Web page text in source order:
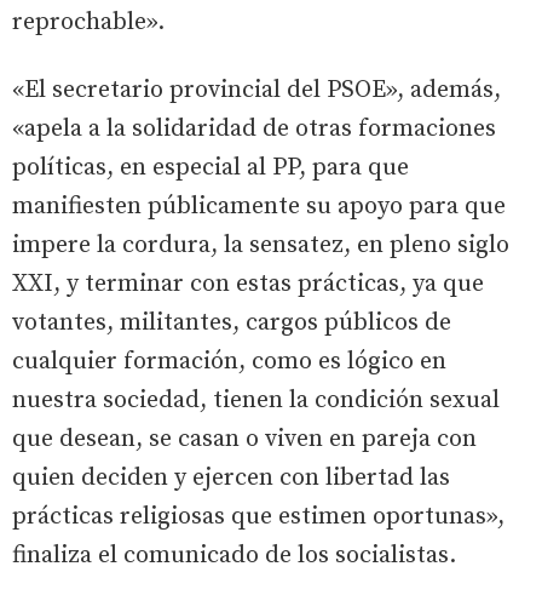
reprochable».
«El secretario provincial del PSOE», además,
«apela a la solidaridad de otras formaciones
políticas, en especial al PP, para que
manifiesten públicamente su apoyo para que
impere la cordura, la sensatez, en pleno siglo
XXI, y terminar con estas prácticas, ya que
votantes, militantes, cargos públicos de
cualquier formación, como es lógico en
nuestra sociedad, tienen la condición sexual
que desean, se casan o viven en pareja con
quien deciden y ejercen con libertad las
prácticas religiosas que estimen oportunas»,
finaliza el comunicado de los socialistas.